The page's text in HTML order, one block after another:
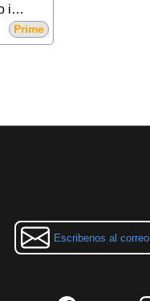
Reloj más pulsera en estuche de lujo importada
Prime
Escribenos al correo